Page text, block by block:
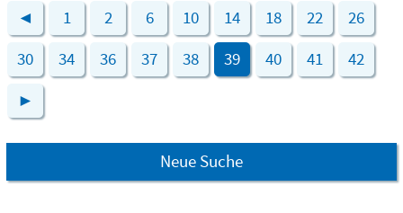
◄ 1 2 6 10 14 18 22 26
30 34 36 37 38 39 40 41 42
►
Neue Suche